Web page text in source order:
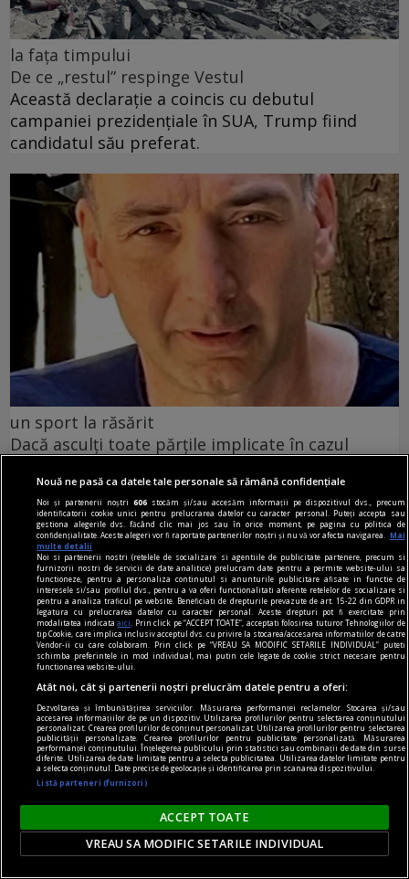
la fața timpului
De ce „restul” respinge Vestul
Această declarație a coincis cu debutul
campaniei prezidențiale în SUA, Trump fiind
candidatul său preferat.
un sport la răsărit
Dacă asculți toate părțile implicate în cazul
toți ar avea dreptate. Cum vine asta?
Care fac un pact cu tine. Și nu mai acceptă nici
măcar o privire înapoi.
Radu NAUM
libertstea de impresie
Buon appetito!
Nouă ne pasă ca datele tale personale să rămână confidențiale
Noi și partenerii noștri606 stocăm și/sau accesăm informații pe dispozitivul dvs., precum
identificatorii cookie unici pentru prelucrarea datelor cu caracter personal. Puteți accepta sau
gestiona alegerile dvs. făcând clic mai jos sau în orice moment, pe pagina cu politica de
confidențialitate. Aceste alegeri vor fi raportate partenerilor noștri și nu vă vor afecta navigarea.
Mai
multe detalii
Noi si partenerii nostri (retelele de socializare si agentiile de publicitate partenere, precum si
furnizorii nostri de servicii de date analitice) prelucram date pentru a permite website-ului sa
functioneze, pentru a personaliza continutul si anunturile publicitare afisate in functie de
interesele si/sau profilul dvs., pentru a va oferi functionalitati aferente retelelor de socializare si
pentru a analiza traficul pe website. Beneficiati de drepturile prevazute de art. 15-22 din GDPR in
legatura cu prelucrarea datelor cu caracter personal. Aceste drepturi pot fi exercitate prin
modalitatea indicataaici
. Prin click pe “ACCEPT TOATE”, acceptati folosirea tuturor Tehnologiilor de
tip Cookie, care implica inclusiv acceptul dvs. cu privire la stocarea/accesarea informatiilor de catre
Vendor-ii cu care colaboram. Prin click pe “VREAU SA MODIFIC SETARILE INDIVIDUAL” puteti
schimba preferintele in mod individual, mai putin cele legate de cookie strict necesare pentru
functionarea website-ului.
Atât noi, cât și partenerii noștri prelucrăm datele pentru a oferi:
Dezvoltarea și îmbunătățirea serviciilor. Măsurarea performanței reclamelor. Stocarea și/sau
accesarea informațiilor de pe un dispozitiv. Utilizarea profilurilor pentru selectarea conținutului
personalizat. Crearea profilurilor de conținut personalizat. Utilizarea profilurilor pentru selectarea
publicității personalizate. Crearea profilurilor pentru publicitate personalizată. Măsurarea
performanței conținutului. Înțelegerea publicului prin statistici sau combinații de date din surse
diferite. Utilizarea de date limitate pentru a selecta publicitatea. Utilizarea datelor limitate pentru
a selecta conținutul. Date precise de geolocație și identificarea prin scanarea dispozitivului.
Listă parteneri (furnizori)
ACCEPT TOATE
VREAU SA MODIFIC SETARILE INDIVIDUAL